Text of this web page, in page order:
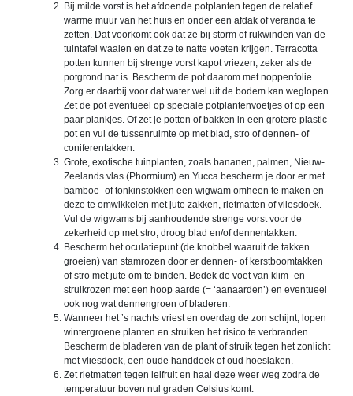
Bij milde vorst is het afdoende potplanten tegen de relatief
warme muur van het huis en onder een afdak of veranda te
zetten. Dat voorkomt ook dat ze bij storm of rukwinden van de
tuintafel waaien en dat ze te natte voeten krijgen. Terracotta
potten kunnen bij strenge vorst kapot vriezen, zeker als de
potgrond nat is. Bescherm de pot daarom met noppenfolie.
Zorg er daarbij voor dat water wel uit de bodem kan weglopen.
Zet de pot eventueel op speciale potplantenvoetjes of op een
paar plankjes. Of zet je potten of bakken in een grotere plastic
pot en vul de tussenruimte op met blad, stro of dennen- of
coniferentakken.
Grote, exotische tuinplanten, zoals bananen, palmen, Nieuw-
Zeelands vlas (Phormium) en Yucca bescherm je door er met
bamboe- of tonkinstokken een wigwam omheen te maken en
deze te omwikkelen met jute zakken, rietmatten of vliesdoek.
Vul de wigwams bij aanhoudende strenge vorst voor de
zekerheid op met stro, droog blad en/of dennentakken.
Bescherm het oculatiepunt (de knobbel waaruit de takken
groeien) van stamrozen door er dennen- of kerstboomtakken
of stro met jute om te binden. Bedek de voet van klim- en
struikrozen met een hoop aarde (= ‘aanaarden’) en eventueel
ook nog wat dennengroen of bladeren.
Wanneer het ’s nachts vriest en overdag de zon schijnt, lopen
wintergroene planten en struiken het risico te verbranden.
Bescherm de bladeren van de plant of struik tegen het zonlicht
met vliesdoek, een oude handdoek of oud hoeslaken.
Zet rietmatten tegen leifruit en haal deze weer weg zodra de
temperatuur boven nul graden Celsius komt.